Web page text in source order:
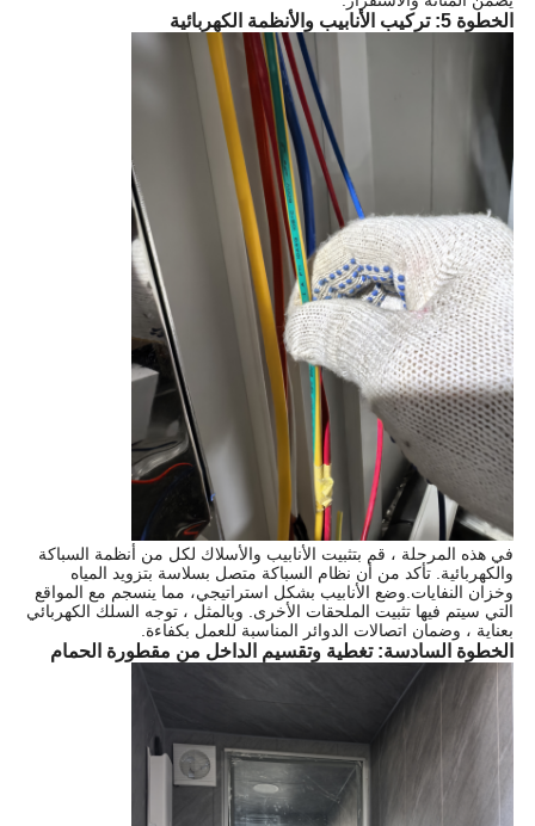
الخطوة 5: تركيب الأنابيب والأنظمة الكهربائية
في هذه المرحلة ، قم بتثبيت الأنابيب والأسلاك لكل من أنظمة السباكة
والكهربائية. تأكد من أن نظام السباكة متصل بسلاسة بتزويد المياه
وخزان النفايات.وضع الأنابيب بشكل استراتيجي، مما ينسجم مع المواقع
التي سيتم فيها تثبيت الملحقات الأخرى. وبالمثل ، توجه السلك الكهربائي
بعناية ، وضمان اتصالات الدوائر المناسبة للعمل بكفاءة.
الخطوة السادسة: تغطية وتقسيم الداخل من مقطورة الحمام